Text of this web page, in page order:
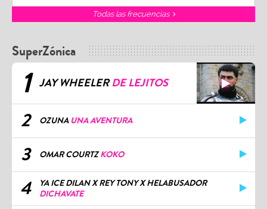
Todas las frecuencias
SuperZónica
1 JAY WHEELERDE LEJITOS
2 OZUNA UNA AVENTURA
3 OMAR COURTZKOKO
4
YA ICE DILAN X REY TONY X HELABUSADOR
DICHAVATE